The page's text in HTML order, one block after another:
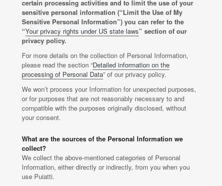
certain processing activities and to limit the use of your
sensitive personal information (“Limit the Use of My
Sensitive Personal Information”) you can refer to the
“Your privacy rights under US state laws” section of our
privacy policy.
For more details on the collection of Personal Information,
please read the section “Detailed information on the
processing of Personal Data” of our privacy policy.
We won’t process your Information for unexpected purposes,
or for purposes that are not reasonably necessary to and
compatible with the purposes originally disclosed, without
your consent.
What are the sources of the Personal Information we
collect?
We collect the above-mentioned categories of Personal
Information, either directly or indirectly, from you when you
use Puiatti.